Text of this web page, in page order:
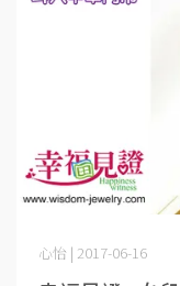
心怡 | 2017-06-16